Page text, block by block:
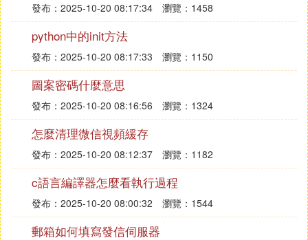
發布：2025-10-20 08:17:34 瀏覽：1458
python中的init方法
發布：2025-10-20 08:17:33 瀏覽：1150
圖案密碼什麼意思
發布：2025-10-20 08:16:56 瀏覽：1324
怎麼清理微信視頻緩存
發布：2025-10-20 08:12:37 瀏覽：1182
c語言編譯器怎麼看執行過程
發布：2025-10-20 08:00:32 瀏覽：1544
郵箱如何填寫發信伺服器